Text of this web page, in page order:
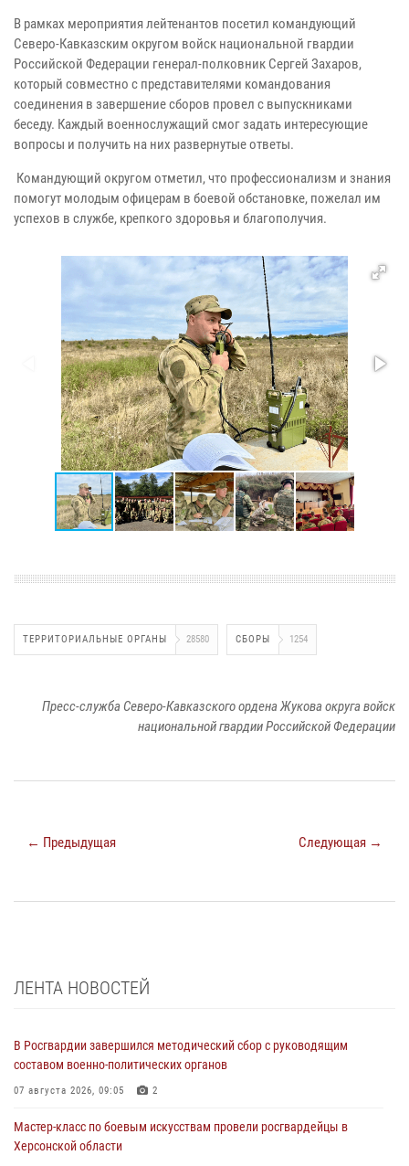
В рамках мероприятия лейтенантов посетил командующий
Северо-Кавказским округом войск национальной гвардии
Российской Федерации генерал-полковник Сергей Захаров,
который совместно с представителями командования
соединения в завершение сборов провел с выпускниками
беседу. Каждый военнослужащий смог задать интересующие
вопросы и получить на них развернутые ответы.
Командующий округом отметил, что профессионализм и знания
помогут молодым офицерам в боевой обстановке, пожелал им
успехов в службе, крепкого здоровья и благополучия.
ТЕРРИТОРИАЛЬНЫЕ ОРГАНЫ 28580 СБОРЫ 1254
Пресс-служба Северо-Кавказского ордена Жукова округа войск
национальной гвардии Российской Федерации
← Предыдущая Следующая →
ЛЕНТА НОВОСТЕЙ
В Росгвардии завершился методический сбор с руководящим
составом военно-политических органов
07 августа 2026, 09:05 2
Мастер-класс по боевым искусствам провели росгвардейцы в
Херсонской области